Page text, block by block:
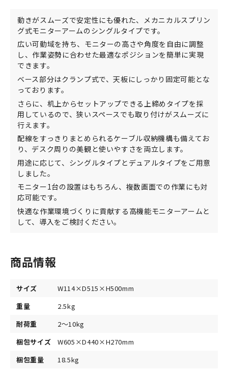
動きがスムーズで安定性にも優れた、メカニカルスプリン
グ式モニターアームのシングルタイプです。
広い可動域を持ち、モニターの高さや角度を自由に調整
し、作業姿勢に合わせた最適なポジションを簡単に実現
できます。
ベース部分はクランプ式で、天板にしっかり固定可能とな
っております。
さらに、机上からセットアップできる上締めタイプを採
用しているので、狭いスペースでも取り付けがスムーズに
行えます。
配線をすっきりまとめられるケーブル収納機構も備えてお
り、デスク周りの美観と使いやすさを両立します。
用途に応じて、シングルタイプとデュアルタイプをご用意
しました。
モニター1台の設置はもちろん、複数画面での作業にも対
応可能です。
快適な作業環境づくりに貢献する高機能モニターアームと
して、導入をご検討ください。
商品情報
サイズ
W114×D515×H500mm
重量
2.5kg
耐荷重
2～10kg
梱包サイズ
W605×D440×H270mm
梱包重量
18.5kg